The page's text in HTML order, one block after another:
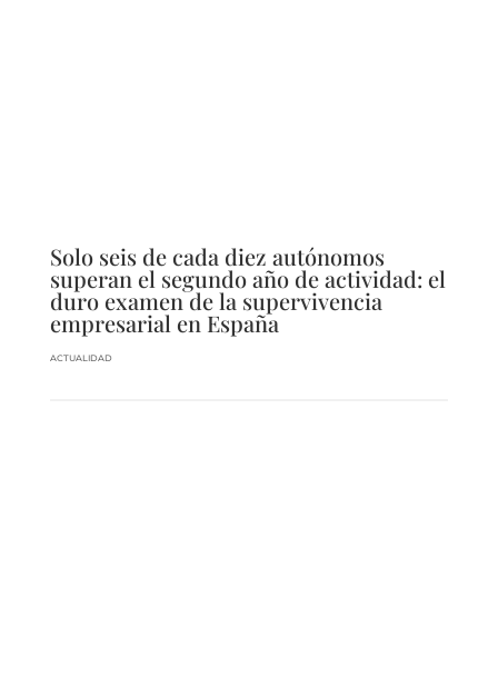
Solo seis de cada diez autónomos
superan el segundo año de actividad: el
duro examen de la supervivencia
empresarial en España
ACTUALIDAD